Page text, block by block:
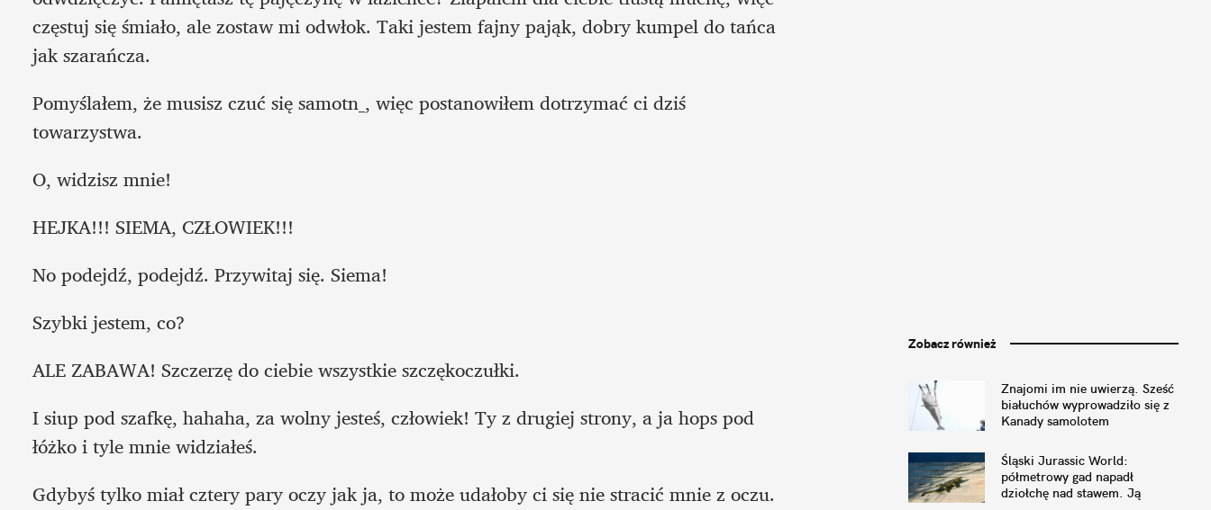
częstuj się śmiało, ale zostaw mi odwłok. Taki jestem fajny pająk, dobry kumpel do tańca
jak szarańcza.
Pomyślałem, że musisz czuć się samotn_, więc postanowiłem dotrzymać ci dziś
towarzystwa.
O, widzisz mnie!
HEJKA!!! SIEMA, CZŁOWIEK!!!
No podejdź, podejdź. Przywitaj się. Siema!
Szybki jestem, co?
ALE ZABAWA! Szczerzę do ciebie wszystkie szczękoczułki.
I siup pod szafkę, hahaha, za wolny jesteś, człowiek! Ty z drugiej strony, a ja hops pod
łóżko i tyle mnie widziałeś.
Gdybyś tylko miał cztery pary oczy jak ja, to może udałoby ci się nie stracić mnie z oczu.
Zobacz również
Znajomi im nie uwierzą. Sześć
białuchów wyprowadziło się z
Kanady samolotem
Śląski Jurassic World:
półmetrowy gad napadł
dziołchę nad stawem. Ją